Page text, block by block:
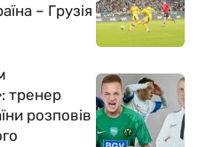
– Грузія
тренер
розповів